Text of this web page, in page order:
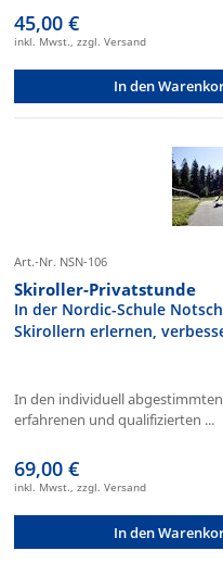
45,00 €
inkl. Mwst., zzgl. Versand
In den
Art.-Nr. NSN-106
Skiroller-Privatstunde
In der Nordic-Schule
Skirollern erlernen,
In den individuell
erfahrenen und qualifizierten ...
69,00 €
inkl. Mwst., zzgl. Versand
In den